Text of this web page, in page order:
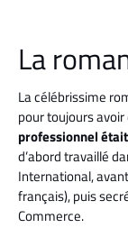
La
La célébrissime
pour toujours
professionnel
d’abord travaillé
International,
français), puis
Commerce.